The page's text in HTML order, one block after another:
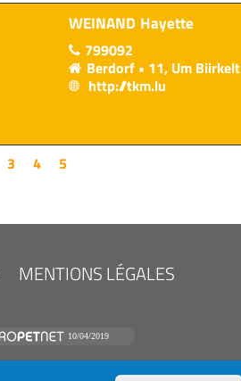
WEINAND Hayette
799092
Berdorf
11, Um Biirkelt
http://tkm.lu
Page
3 Page
4
Current
5
MENTIONS LÉGALES